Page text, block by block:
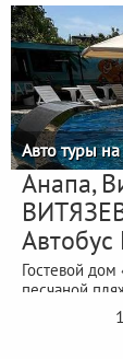
Авто туры
Анапа,
Гостевой дом
песчаной
кварцевый